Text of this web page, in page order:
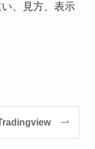
、見方、表示